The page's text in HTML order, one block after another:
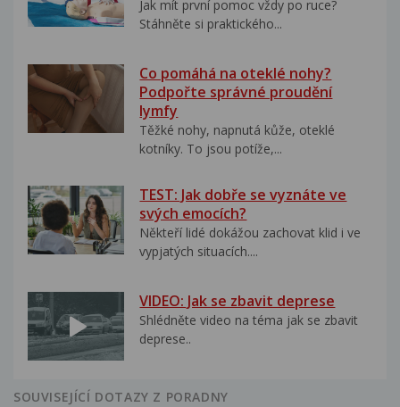
Jak mít první pomoc vždy po ruce?
Stáhněte si praktického...
Co pomáhá na oteklé nohy?
Podpořte správné proudění
lymfy
Těžké nohy, napnutá kůže, oteklé
kotníky. To jsou potíže,...
TEST: Jak dobře se vyznáte ve
svých emocích?
Někteří lidé dokážou zachovat klid i ve
vypjatých situacích....
VIDEO: Jak se zbavit deprese
Shlédněte video na téma jak se zbavit
deprese..
SOUVISEJÍCÍ DOTAZY Z PORADNY